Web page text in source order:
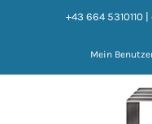
+43 664 5310110
Mein